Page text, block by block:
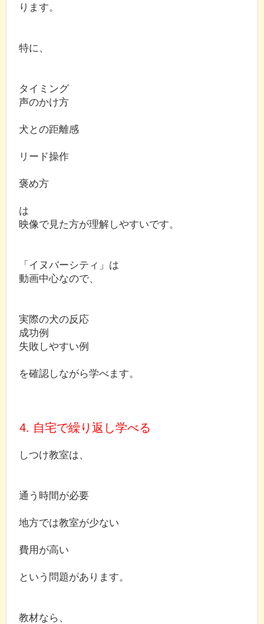
ります。
特に、
タイミング
声のかけ方
犬との距離感
リード操作
褒め方
は
映像で見た方が理解しやすいです。
「イヌバーシティ」は
動画中心なので、
実際の犬の反応
成功例
失敗しやすい例
を確認しながら学べます。
4. 自宅で繰り返し学べる
しつけ教室は、
通う時間が必要
地方では教室が少ない
費用が高い
という問題があります。
教材なら、